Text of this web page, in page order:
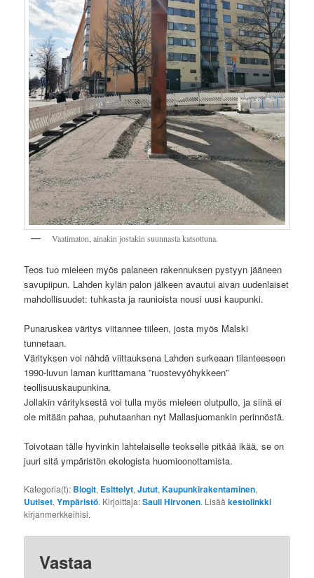
Vaatimaton, ainakin jostakin suunnasta katsottuna.
Teos tuo mieleen myös palaneen rakennuksen pystyyn jääneen
savupiipun. Lahden kylän palon jälkeen avautui aivan uudenlaiset
mahdollisuudet: tuhkasta ja raunioista nousi uusi kaupunki.
Punaruskea väritys viitannee tiileen, josta myös Malski
tunnetaan.
Värityksen voi nähdä viittauksena Lahden surkeaan tilanteeseen
1990-luvun laman kurittamana ”ruostevyöhykkeen”
teollisuuskaupunkina.
Jollakin värityksestä voi tulla myös mieleen olutpullo, ja siinä ei
ole mitään pahaa, puhutaanhan nyt Mallasjuomankin perinnöstä.
Toivotaan tälle hyvinkin lahtelaiselle teokselle pitkää ikää, se on
juuri sitä ympäristön ekologista huomioonottamista.
Kategoria(t): Blogit, Esittelyt,Jutut,Kaupunkirakentaminen,
Uutiset,Ympäristö. Kirjoittaja:Sauli Hirvonen. Lisääkestolinkki
kirjanmerkkeihisi.
Vastaa